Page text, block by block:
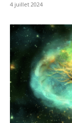
4 juillet 2024